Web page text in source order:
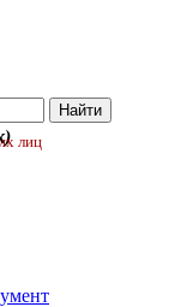
лиц